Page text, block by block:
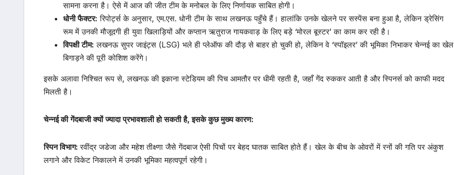
सामना करना है। ऐसे में आज की जीत टीम के मनोबल के लिए निर्णायक साबित होगी।
धोनी फैक्टर: रिपोर्ट्स के अनुसार, एम.एस. धोनी टीम के साथ लखनऊ पहुँचे हैं। हालांकि उनके खेलने पर सस्पेंस बना हुआ है, लेकिन ड्रेसिंग
रूम में उनकी मौजूदगी ही युवा खिलाड़ियों और कप्तान ऋतुराज गायकवाड़ के लिए बड़े ‘मोरल बूस्टर’ का काम कर रही है।
विपक्षी टीम: लखनऊ सुपर जाइंट्स (LSG) भले ही प्लेऑफ की दौड़ से बाहर हो चुकी हो, लेकिन वे ‘स्पॉइलर’ की भूमिका निभाकर चेन्नई का खेल
बिगाड़ने की पूरी कोशिश करेंगे।
इसके अलावा निश्चित रूप से, लखनऊ की इकाना स्टेडियम की पिच आमतौर पर धीमी रहती है, जहाँ गेंद रुककर आती है और स्पिनर्स को काफी मदद
मिलती है।
चेन्नई की गेंदबाजी क्यों ज्यादा प्रभावशाली हो सकती है, इसके कुछ मुख्य कारण:
स्पिन विभाग:रवींद्र जडेजा और महेश तीक्ष्णा जैसे गेंदबाज ऐसी पिचों पर बेहद घातक साबित होते हैं। खेल के बीच के ओवरों में रनों की गति पर अंकुश
लगाने और विकेट निकालने में उनकी भूमिका महत्वपूर्ण रहेगी।